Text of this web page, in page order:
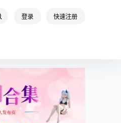
登录 快速注册